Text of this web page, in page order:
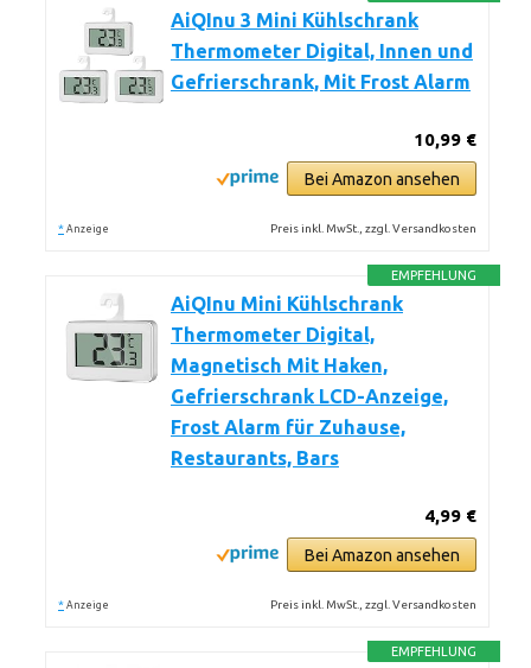
AiQInu 3 Mini Kühlschrank
Thermometer Digital, Innen und
Gefrierschrank, Mit Frost Alarm
10,99 €
Bei Amazon ansehen
* Anzeige Preis inkl. MwSt., zzgl. Versandkosten
EMPFEHLUNG
AiQInu Mini Kühlschrank
Thermometer Digital,
Magnetisch Mit Haken,
Gefrierschrank LCD-Anzeige,
Frost Alarm für Zuhause,
Restaurants, Bars
4,99 €
Bei Amazon ansehen
* Anzeige Preis inkl. MwSt., zzgl. Versandkosten
EMPFEHLUNG